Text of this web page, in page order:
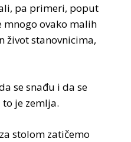
pa primeri, poput
mnogo ovako malih
život stanovnicima,
se snađu i da se
je zemlja.
stolom zatičemo